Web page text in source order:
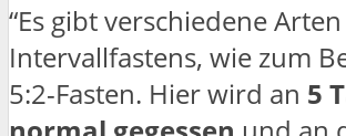
“Es gibt verschiedene
Intervallfastens, wie zum
5:2-Fasten. Hier wird an 5